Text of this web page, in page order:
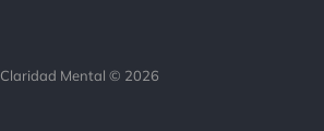
Claridad Mental © 2026